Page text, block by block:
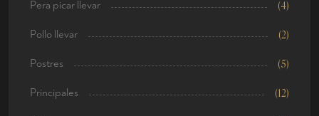
Pera picar llevar (4)
Pollo llevar (2)
Postres (5)
Principales (12)